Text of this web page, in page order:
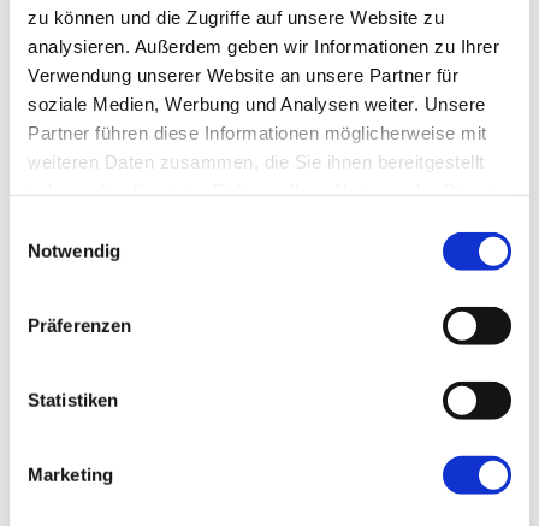
zu können und die Zugriffe auf unsere Website zu
analysieren. Außerdem geben wir Informationen zu Ihrer
Verwendung unserer Website an unsere Partner für
soziale Medien, Werbung und Analysen weiter. Unsere
Partner führen diese Informationen möglicherweise mit
weiteren Daten zusammen, die Sie ihnen bereitgestellt
Notwendig
Präferenzen
Statistiken
Marketing
Dezember 2025
« Vorherige Seite1 2 3 4 … 12Nächste Seite »
ANZEIGE
mAIstack
On-Prem · 100+ Connectors · Observable RAG
Demo buchen →